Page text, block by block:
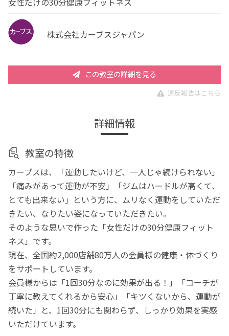
株式会社カーブスジャパン
この教室の詳細を見る
違反報告はこちら
詳細情報
教室の特徴
カーブスは、「運動したいけど、一人じゃ続けられない」
「痛みがあって運動が不安」「ジムはハードルが高くて、
とても出来ない」という方に、ムリなく運動をしていただ
きたい、なりたい姿になっていただきたい。
そのような思いで作った「女性だけの30分健康フィット
ネス」です。
現在、全国約2,000店舗80万人の会員様の健康・体づくり
をサポートしています。
会員様からは「1回30分なのに効果が出る！」「コーチが
丁寧に教えてくれるから安心」「キツくないから、運動が
続いた」と、1回30分にも関わらず、しっかり効果を実感
いただけています。